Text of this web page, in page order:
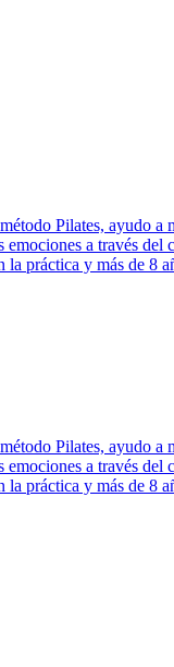
Pilates, ayudo
a través
la práctica y más de 8
Pilates, ayudo
a través
la práctica y más de 8